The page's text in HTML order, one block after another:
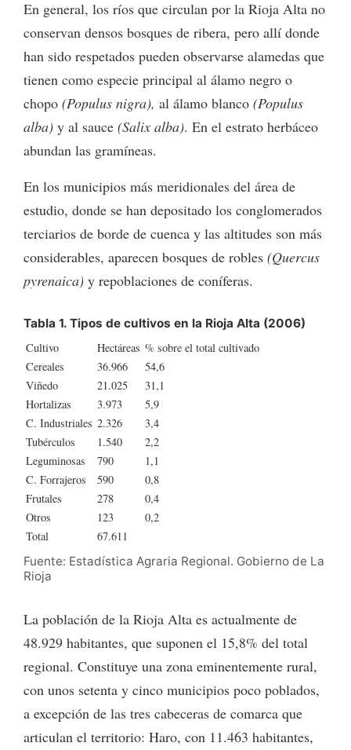
En general, los ríos que circulan por la Rioja Alta no
conservan densos bosques de ribera, pero allí donde
han sido respetados pueden observarse alamedas que
tienen como especie principal al álamo negro o
chopo (Populus nigra), al álamo blanco (Populus
alba) y al sauce (Salix alba). En el estrato herbáceo
abundan las gramíneas.
En los municipios más meridionales del área de
estudio, donde se han depositado los conglomerados
terciarios de borde de cuenca y las altitudes son más
considerables, aparecen bosques de robles (Quercus
pyrenaica) y repoblaciones de coníferas.
Tabla 1. Tipos de cultivos en la Rioja Alta (2006)
Cultivo
Hectáreas % sobre el total cultivado
Cereales
36.966
54,6
Viñedo
21.025
31,1
Hortalizas
3.973
5,9
C. Industriales 2.326
3,4
Tubérculos
1.540
2,2
Leguminosas
790
1,1
C. Forrajeros
590
0,8
Frutales
278
0,4
Otros
123
0,2
Total
67.611
Fuente: Estadística Agraria Regional. Gobierno de La
Rioja
La población de la Rioja Alta es actualmente de
48.929 habitantes, que suponen el 15,8% del total
regional. Constituye una zona eminentemente rural,
con unos setenta y cinco municipios poco poblados,
a excepción de las tres cabeceras de comarca que
articulan el territorio: Haro, con 11.463 habitantes,